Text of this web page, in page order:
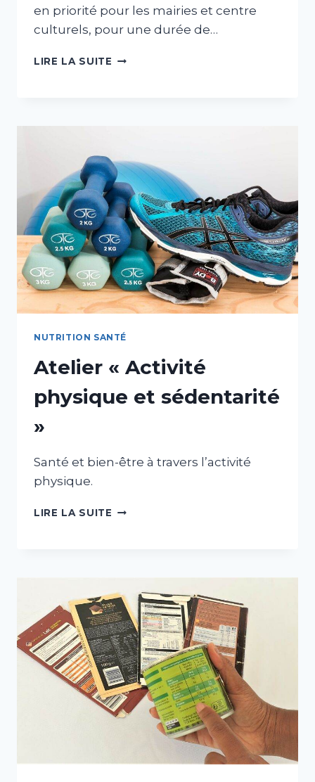
en priorité pour les mairies et centre
culturels, pour une durée de…
LIRE LA SUITE EXPOSITION
S’AGIT-
IL
?
»
NUTRITION SANTÉ
Atelier « Activité
physique et sédentarité
»
Santé et bien-être à travers l’activité
physique.
LIRE LA SUITE ATELIER
»